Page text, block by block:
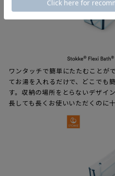
ワンタッチで簡単にたたむことが
てお湯を入れるだけで、どこでも
す。収納の場所をとらないデザイ
長しても長くお使いいただくのに